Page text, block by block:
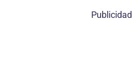
Publicidad